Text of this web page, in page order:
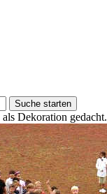
Suche starten
Dekoration gedacht.